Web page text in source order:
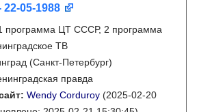
22-05-1988
программа ЦТ СССР, 2 программа
ТВ
(Санкт-Петербург)
правда
Wendy Corduroy (2025-02-20